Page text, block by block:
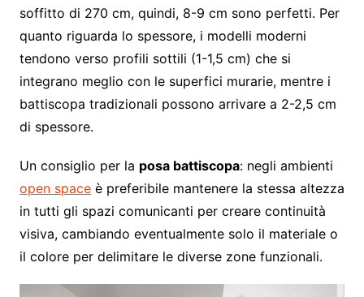
soffitto di 270 cm, quindi, 8-9 cm sono perfetti. Per
quanto riguarda lo spessore, i modelli moderni
tendono verso profili sottili (1-1,5 cm) che si
integrano meglio con le superfici murarie, mentre i
battiscopa tradizionali possono arrivare a 2-2,5 cm
di spessore.
Un consiglio per la posa battiscopa: negli ambienti
open spaceè preferibile mantenere la stessa altezza
in tutti gli spazi comunicanti per creare continuità
visiva, cambiando eventualmente solo il materiale o
il colore per delimitare le diverse zone funzionali.